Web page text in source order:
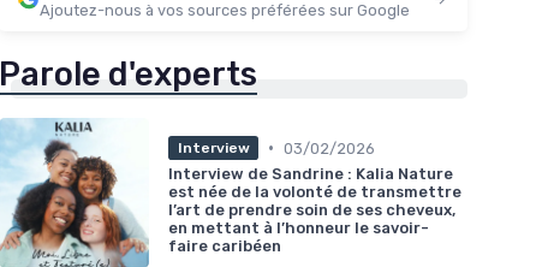
Ajoutez-nous à vos sources préférées sur Google
Parole d'experts
Interview • 03/02/2026
Interview de Sandrine : Kalia Nature
est née de la volonté de transmettre
l’art de prendre soin de ses cheveux,
en mettant à l’honneur le savoir-
faire caribéen